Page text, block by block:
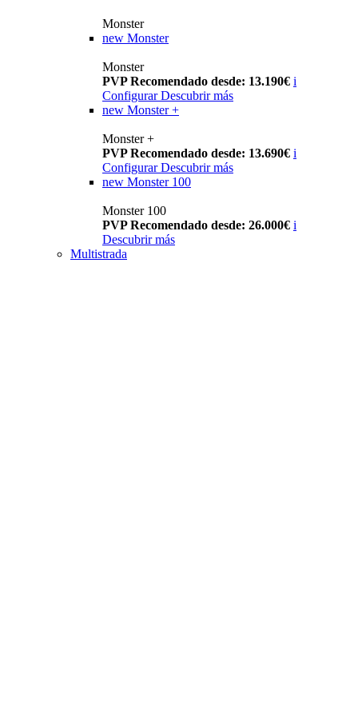
Monster
new Monster
Monster
PVP Recomendado desde: 13.190€ i
Configurar Descubrir más
new Monster +
Monster +
PVP Recomendado desde: 13.690€ i
Configurar Descubrir más
new Monster 100
Monster 100
PVP Recomendado desde: 26.000€ i
Descubrir más
Multistrada